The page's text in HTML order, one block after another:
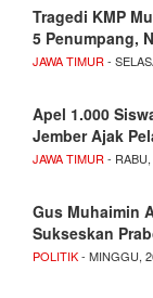
Tragedi KMP
5 Penumpang,
JAWA TIMUR -
Apel 1.000
Jember Ajak
JAWA TIMUR -
Gus Muhaimin
Sukseskan
POLITIK- MINGGU,